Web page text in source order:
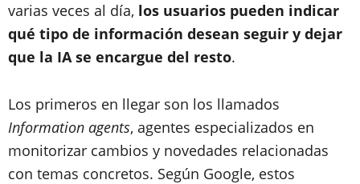
varias veces al día, los usuarios pueden indicar
qué tipo de información desean seguir y dejar
que la IA se encargue del resto.
Los primeros en llegar son los llamados
Information agents, agentes especializados en
monitorizar cambios y novedades relacionadas
con temas concretos. Según Google, estos